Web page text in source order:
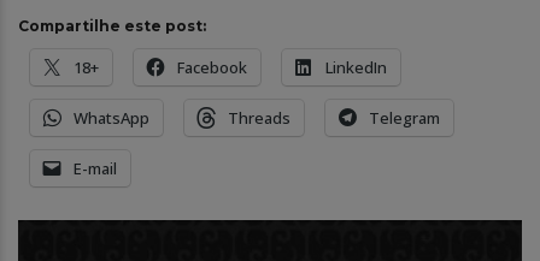
Compartilhe este post:
18+ Facebook LinkedIn
WhatsApp Threads Telegram
E-mail